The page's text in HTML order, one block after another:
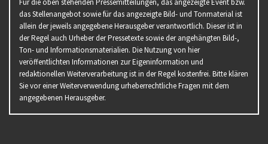
Für die oben stehenden Pressemitteilungen, das angezeigte Event bzw.
das Stellenangebot sowie für das angezeigte Bild- und Tonmaterial ist
allein der jeweils angegebene Herausgeber verantwortlich. Dieser ist in
der Regel auch Urheber der Pressetexte sowie der angehängten Bild-,
Ton- und Informationsmaterialien. Die Nutzung von hier
veröffentlichten Informationen zur Eigeninformation und
redaktionellen Weiterverarbeitung ist in der Regel kostenfrei. Bitte klären
Sie vor einer Weiterverwendung urheberrechtliche Fragen mit dem
angegebenen Herausgeber.